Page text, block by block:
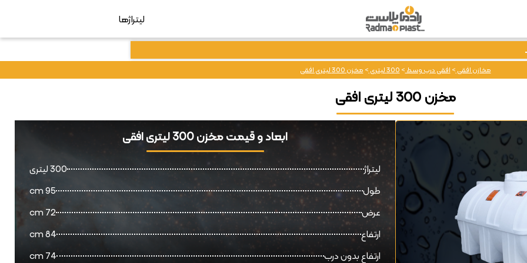
لیتراژها
مخازن افقی>افقی درب وسط>300 لیتری >مخزن 300 لیتری افقی
مخزن 300 لیتری افقی
ابعاد و قیمت مخزن 300 لیتری افقی
لیتراژ
300 لیتری
طول
95 cm
عرض
72 cm
ارتفاع
84 cm
ارتفاع بدون درب
74 cm